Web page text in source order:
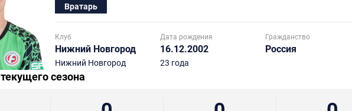
Вратарь
Клуб
Нижний Новгород
Нижний Новгород
Дата рождения
16.12.2002
23 года
Гражданство
Россия
сезона